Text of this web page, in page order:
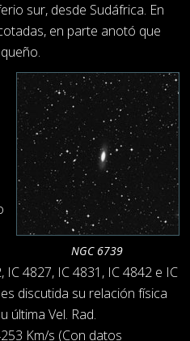
sur, desde Sudáfrica. En
en parte anotó que
NGC 6739
4827, IC 4831, IC 4842 e IC
discutida su relación física
última Vel. Rad.
Km/s (Con datos